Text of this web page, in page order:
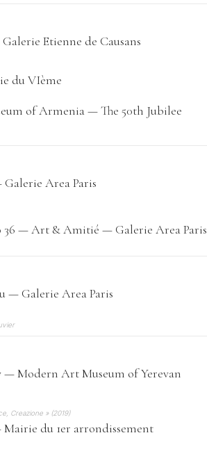
Etienne de Causans
du VIème
of Armenia — The 50th Jubilee
Area Paris
36 — Art & Amitié — Galerie Area Paris
— Galerie Area Paris
— Modern Art Museum of Yerevan
Creazione » (2019)
du 1er arrondissement